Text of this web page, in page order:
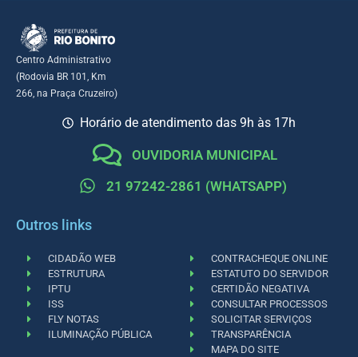
Centro Administrativo
(Rodovia BR 101, Km
266, na Praça Cruzeiro)
Horário de atendimento das 9h às 17h
OUVIDORIA MUNICIPAL
21 97242-2861 (WHATSAPP)
Outros links
CIDADÃO WEB
ESTRUTURA
IPTU
ISS
FLY NOTAS
ILUMINAÇÃO PÚBLICA
CONTRACHEQUE ONLINE
ESTATUTO DO SERVIDOR
CERTIDÃO NEGATIVA
CONSULTAR PROCESSOS
SOLICITAR SERVIÇOS
TRANSPARÊNCIA
MAPA DO SITE